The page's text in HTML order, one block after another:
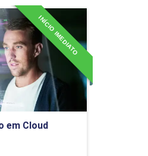
10h
em Cloud
INÍCIO IMEDIATO
em Cloud
Computing
do curso